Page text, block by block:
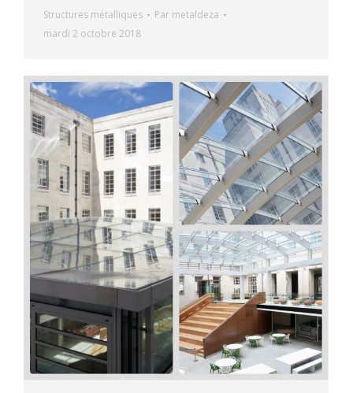
Structures métalliques Par metaldeza
mardi 2 octobre 2018